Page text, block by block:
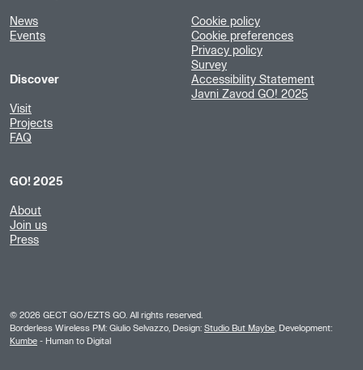
News
Events
Discover
Visit
Projects
FAQ
GO! 2025
About
Join us
Press
Cookie policy
Cookie preferences
Privacy policy
Survey
Accessibility Statement
Javni Zavod GO! 2025
© 2026 GECT GO/EZTS GO. All rights reserved.
Borderless Wireless PM: Giulio Selvazzo, Design: Studio But Maybe , Development:
Kumbe - Human to Digital